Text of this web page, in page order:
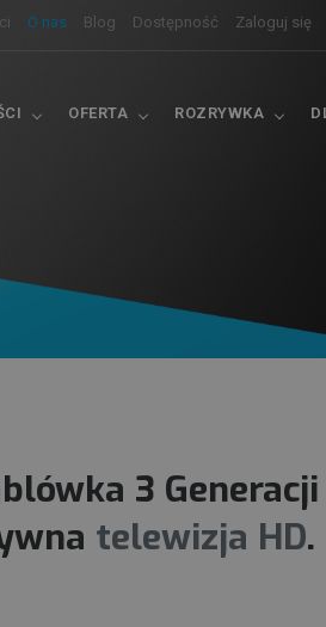
O nas Blog Dostępność Zaloguj się
OFERTA ROZRYWKA
3
telewizja HD.